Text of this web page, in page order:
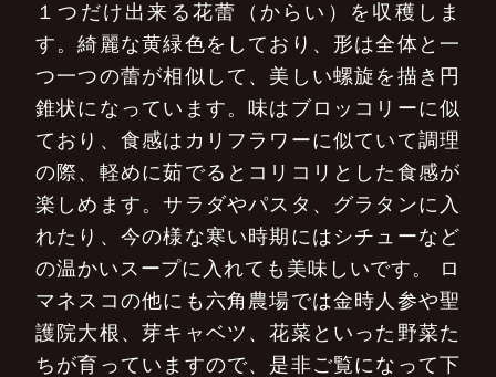
１つだけ出来る花蕾（からい）を収穫しま
す。綺麗な黄緑色をしており、形は全体と一
つ一つの蕾が相似して、美しい螺旋を描き円
錐状になっています。味はブロッコリーに似
ており、食感はカリフラワーに似ていて調理
の際、軽めに茹でるとコリコリとした食感が
楽しめます。サラダやパスタ、グラタンに入
れたり、今の様な寒い時期にはシチューなど
の温かいスープに入れても美味しいです。
ロ
マネスコの他にも六角農場では金時人参や聖
護院大根、芽キャベツ、花菜といった野菜た
ちが育っていますので、是非ご覧になって下